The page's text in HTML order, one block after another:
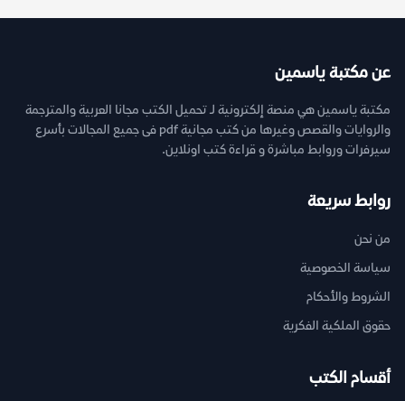
عن مكتبة ياسمين
مكتبة ياسمين هي منصة إلكترونية لـ تحميل الكتب مجانا العربية والمترجمة
والروايات والقصص وغيرها من كتب مجانية pdf فى جميع المجالات بأسرع
سيرفرات وروابط مباشرة و قراءة كتب اونلاين.
روابط سريعة
من نحن
سياسة الخصوصية
الشروط والأحكام
حقوق الملكية الفكرية
أقسام الكتب